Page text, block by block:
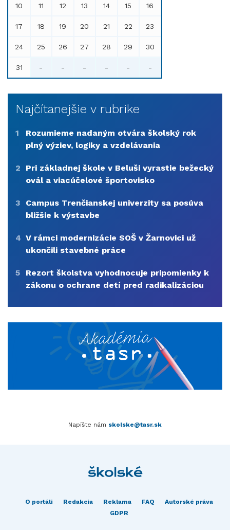
10 11 12 13 14 15 16
17 18 19 20 21 22 23
24 25 26 27 28 29 30
31 - - - - - -
Najčítanejšie v rubrike
1
Rozumieme nadaným otvára školský rok
plný výziev, logiky a vzdelávania
2
Pri základnej škole v Beluši vyrastie bežecký
ovál a viacúčelové športovisko
3
Campus Trenčianskej univerzity sa posúva
bližšie k výstavbe
4 V rámci modernizácie SOŠ v Žarnovici už
ukončili stavebné práce
5
Rezort školstva vyhodnocuje pripomienky k
zákonu o ochrane detí pred radikalizáciou
Napíšte nám skolske@tasr.sk
O portáli Redakcia Reklama FAQ
Autorské práva
GDPR